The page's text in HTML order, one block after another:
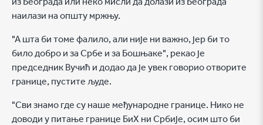
наилази на општу мржњу.
"А шта би томе фалило, али није ни важно, јер би то
било добро и за Србе и за Бошњаке", рекао је
председник Вучић и додао да је увек говорио отворите
границе, пустите људе.
"Сви знамо где су наше међународне границе. Нико не
доводи у питање границе БиХ ни Србије, осим што би